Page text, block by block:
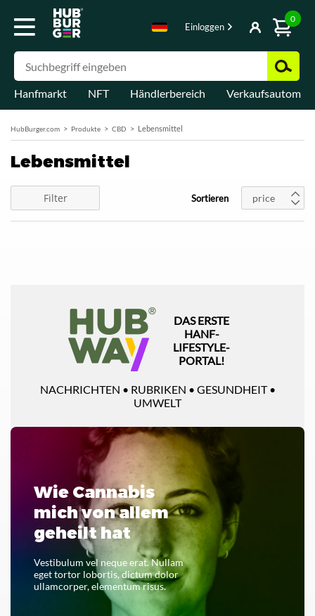
Einloggen
0
Hanfmarkt NFT Händlerbereich
HubBurger.com Produkte CBD Lebensmittel
Lebensmittel
Filter Sortieren price
DAS ERSTE
HANF-
LIFESTYLE-
PORTAL!
NACHRICHTEN • RUBRIKEN • GESUNDHEIT •
UMWELT
Wie Cannabis
mich von allem
geheilt hat
Vestibulum vel neque erat. Nullam
eget tortor lobortis, dictum dolor
ullamcorper, elementum risus.